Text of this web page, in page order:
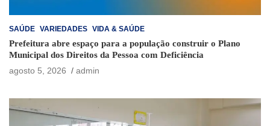
SAÚDE VARIEDADES VIDA & SAÚDE
Prefeitura abre espaço para a população construir o Plano
Municipal dos Direitos da Pessoa com Deficiência
agosto 5, 2026
admin